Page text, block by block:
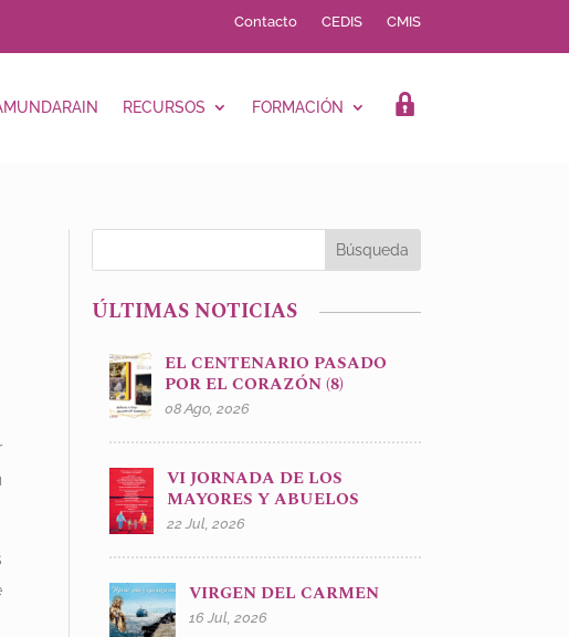
Contacto CEDIS CMIS
RECURSOS FORMACIÓN LOGIN
ÚLTIMAS NOTICIAS
EL CENTENARIO PASADO
POR EL CORAZÓN (8)
08 Ago, 2026
VI JORNADA DE LOS
MAYORES Y ABUELOS
22 Jul, 2026
VIRGEN DEL CARMEN
16 Jul, 2026